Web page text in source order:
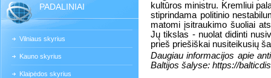
PADALINIAI
Vilniaus skyrius
Kauno skyrius
Klaipėdos skyrius
kultūros ministru. Kremliui
stiprindama politinio
matomi įsitraukimo šuoliai
Jų tikslas - nuolat didinti
prieš priešiškai nusiteikusių
Daugiau informacijos apie
Baltijos šalyse: https://